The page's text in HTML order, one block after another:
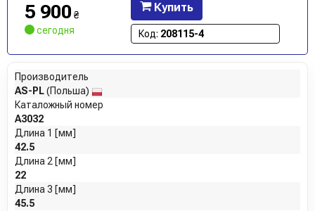
5 900 ₴
сегодня
Купить
Код: 208115-4
Производитель
AS-PL(Польша)
Каталожный номер
A3032
Длина 1 [мм]
42.5
Длина 2 [мм]
22
Длина 3 [мм]
45.5